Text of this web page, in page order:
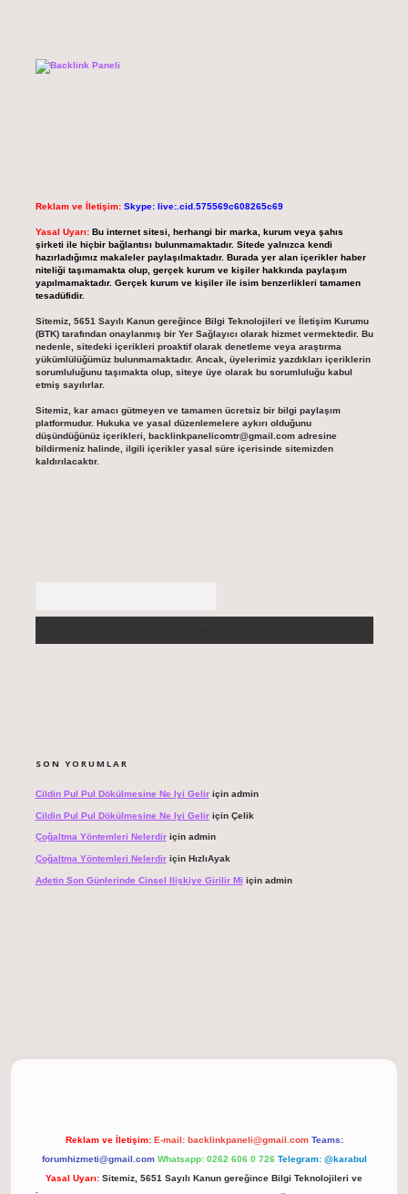
Reklam ve İletişim: Skype: live:.cid.575569c608265c69
Yasal Uyarı: Bu internet sitesi, herhangi bir marka, kurum veya şahıs
şirketi ile hiçbir bağlantısı bulunmamaktadır. Sitede yalnızca kendi
hazırladığımız makaleler paylaşılmaktadır. Burada yer alan içerikler haber
niteliği taşımamakta olup, gerçek kurum ve kişiler hakkında paylaşım
yapılmamaktadır. Gerçek kurum ve kişiler ile isim benzerlikleri tamamen
tesadüfidir.
Sitemiz, 5651 Sayılı Kanun gereğince Bilgi Teknolojileri ve İletişim Kurumu
(BTK) tarafından onaylanmış bir Yer Sağlayıcı olarak hizmet vermektedir. Bu
nedenle, sitedeki içerikleri proaktif olarak denetleme veya araştırma
yükümlülüğümüz bulunmamaktadır. Ancak, üyelerimiz yazdıkları içeriklerin
sorumluluğunu taşımakta olup, siteye üye olarak bu sorumluluğu kabul
etmiş sayılırlar.
Sitemiz, kar amacı gütmeyen ve tamamen ücretsiz bir bilgi paylaşım
platformudur. Hukuka ve yasal düzenlemelere aykırı olduğunu
düşündüğünüz içerikleri, backlinkpanelicomtr@gmail.comadresine
bildirmeniz halinde, ilgili içerikler yasal süre içerisinde sitemizden
kaldırılacaktır.
SON YORUMLAR
Cildin Pul Pul Dökülmesine Ne Iyi Geliriçin admin
Cildin Pul Pul Dökülmesine Ne Iyi Geliriçin Çelik
Çoğaltma Yöntemleri Nelerdiriçin admin
Çoğaltma Yöntemleri Nelerdiriçin HızlıAyak
Adetin Son Günlerinde Cinsel Ilişkiye Girilir Mi için admin
Reklam ve İletişim: E-mail: backlinkpaneli@gmail.com Teams:
forumhizmeti@gmail.com Whatsapp: 0262 606 0 726 Telegram: @karabul
Yasal Uyarı: Sitemiz, 5651 Sayılı Kanun gereğince Bilgi Teknolojileri ve